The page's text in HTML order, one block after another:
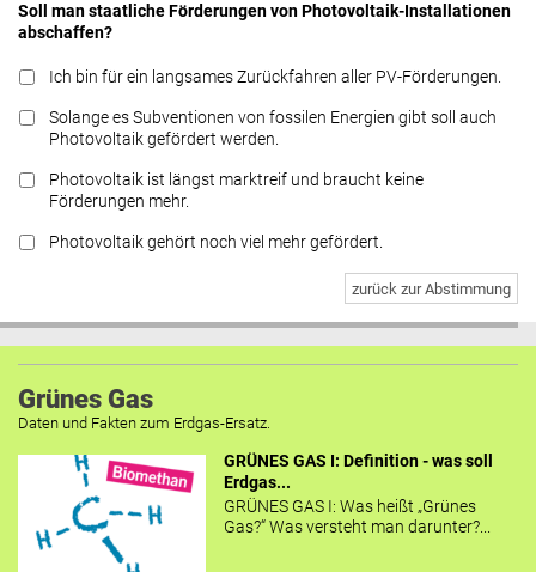
Soll man staatliche Förderungen von Photovoltaik-Installationen
abschaffen?
Ich bin für ein langsames Zurückfahren aller PV-Förderungen.
Solange es Subventionen von fossilen Energien gibt soll auch
Photovoltaik gefördert werden.
Photovoltaik ist längst marktreif und braucht keine
Förderungen mehr.
Photovoltaik gehört noch viel mehr gefördert.
zurück zur Abstimmung
Grünes Gas
Daten und Fakten zum Erdgas-Ersatz.
GRÜNES GAS I: Definition - was soll
Erdgas...
GRÜNES GAS I: Was heißt „Grünes
Gas?“ Was versteht man darunter?...